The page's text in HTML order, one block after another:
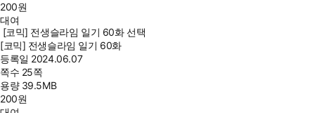
200원
대여
[코믹] 전생슬라임 일기 60화 선택
[코믹] 전생슬라임 일기 60화
등록일 2024.06.07
쪽수 25쪽
용량 39.5MB
200원